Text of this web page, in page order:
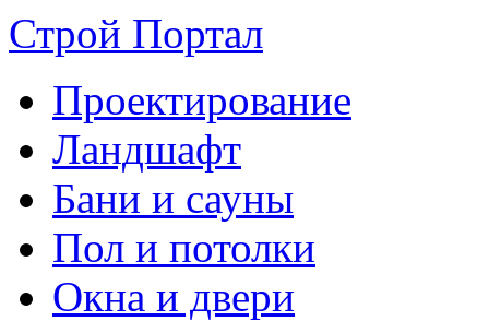
Строй Портал
Проектирование
Ландшафт
Бани и сауны
Пол и потолки
Окна и двери